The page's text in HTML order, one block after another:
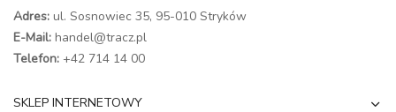
Adres: ul. Sosnowiec 35, 95-010 Stryków
E-Mail: handel@tracz.pl
Telefon: +42 714 14 00
SKLEP INTERNETOWY